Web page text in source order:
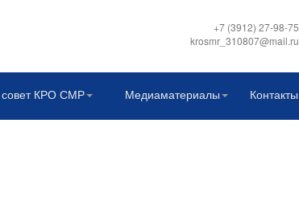
+7 (3912) 27-98-75
krosmr_310807@mail.ru
КРО СМР Медиаматериалы Контакты